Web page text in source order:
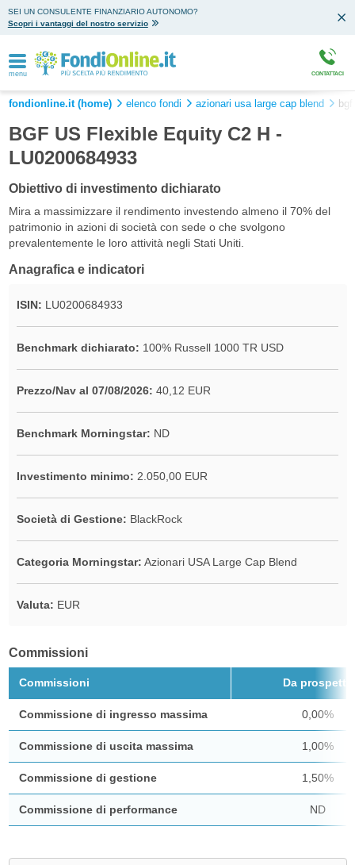
SEI UN CONSULENTE FINANZIARIO AUTONOMO?
Scopri i vantaggi del nostro servizio
menu CONTATTACI
fondionline.it (home) elenco fondi azionari usa large cap blend
BGF US Flexible Equity C2 H -
LU0200684933
Obiettivo di investimento dichiarato
Mira a massimizzare il rendimento investendo almeno il 70% del
patrimonio in azioni di società con sede o che svolgono
prevalentemente le loro attività negli Stati Uniti.
Anagrafica e indicatori
ISIN: LU0200684933
Benchmark dichiarato: 100% Russell 1000 TR USD
Prezzo/Nav al 07/08/2026: 40,12 EUR
Benchmark Morningstar: ND
Investimento minimo: 2.050,00 EUR
Società di Gestione: BlackRock
Categoria Morningstar: Azionari USA Large Cap Blend
Valuta: EUR
Commissioni
Commissioni Da prospetto
Commissione di ingresso massima 0,00%
Commissione di uscita massima 1,00%
Commissione di gestione 1,50%
Commissione di performance ND